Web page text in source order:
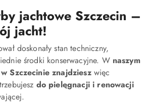
jachtowe Szczecin –
jacht!
doskonały stan techniczny,
środki konserwacyjne. W naszym
Szczecinie znajdziesz więc
do pielęgnacji i renowacji